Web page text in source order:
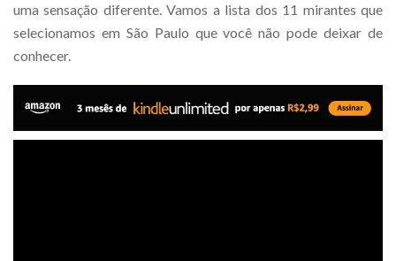
uma sensação diferente. Vamos a lista dos 11 mirantes que
selecionamos em São Paulo que você não pode deixar de
conhecer.